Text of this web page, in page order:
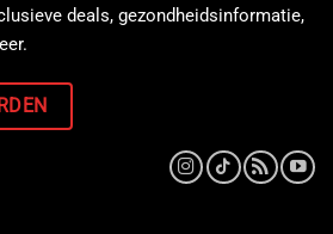
deals, gezondheidsinformatie,